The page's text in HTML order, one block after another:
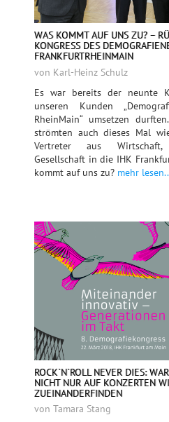
WAS KOMMT AUF UNS ZU? –
KONGRESS DES
FRANKFURTRHEINMAIN
von Karl-Heinz Schulz
Es war bereits der neunte
unseren Kunden
RheinMain“ umsetzen
strömten auch dieses Mal
Vertreter aus
Gesellschaft in die IHK
kommt auf uns zu? mehr
ROCK`N`ROLL NEVER DIES:
NICHT NUR AUF KONZERTEN
ZUEINANDERFINDEN
von Tamara Stang